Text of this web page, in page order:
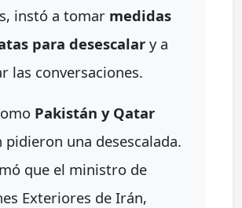
instó a tomar medidas
para desescalar y a
las conversaciones.
Pakistán y Qatar
una desescalada.
que el ministro de
Exteriores de Irán,